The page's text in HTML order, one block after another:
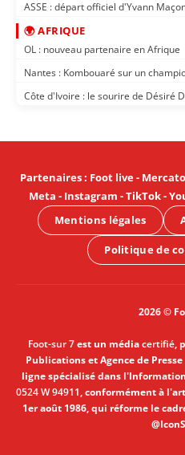
ASSE : départ officiel d'Yvann
🌍 AFRIQUE
OL : nouveau partenaire en Afrique
Nantes : Kombouaré sur un
Côte d'Ivoire : le sourire de Désiré
Partenaires: Foot live-
Meta - Instagram -TikTok-
Mentions légales
Politique de
2026 ©
Foot-sur 7est un médiacertifié,
Publications et Agence de
ligne spécialisé dans
0524 W 94911, conformément à
1er août 1986, qui réforme le